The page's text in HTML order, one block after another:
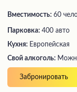
Вместимость: 60
Парковка: 400 авто
Кухня: Европейская
Свой алкоголь:
Забронировать